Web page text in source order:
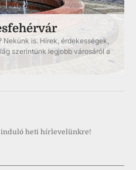
Nekünk is. Hírek, érdekességek,
szerintünk legjobb városáról a
induló heti hírlevelünkre!